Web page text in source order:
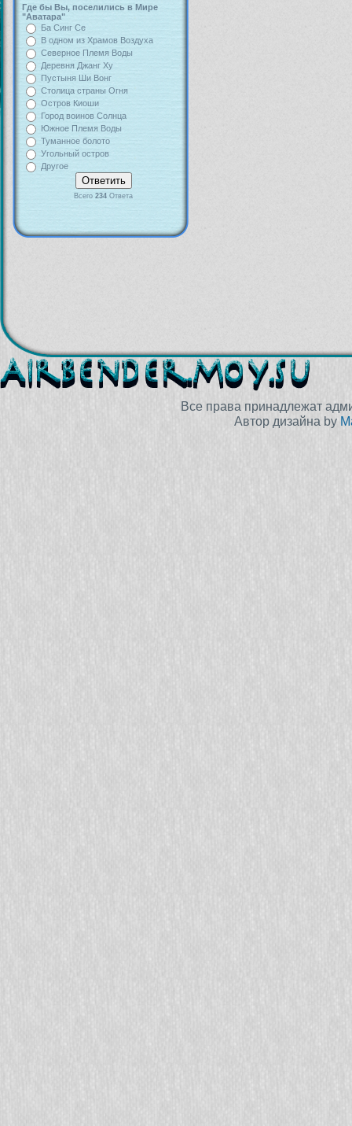
Где бы Вы, поселились в Мире
"Аватара"
Ба Синг Се
В одном из Храмов Воздуха
Северное Племя Воды
Деревня Джанг Ху
Пустыня Ши Вонг
Столица страны Огня
Остров Киоши
Город воинов Солнца
Южное Племя Воды
Туманное болото
Угольный остров
Другое
Всего 234 Ответа
Все права принадлежат
Автор дизайна by